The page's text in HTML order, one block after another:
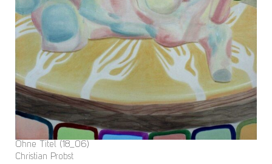
Ohne Titel (18_06)
Christian Probst